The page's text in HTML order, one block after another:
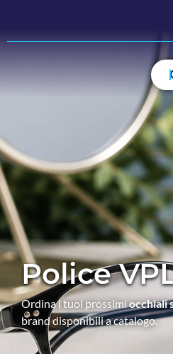
Police
Ordina i tuoi prossimiocchiali
brand disponibili a catalogo.